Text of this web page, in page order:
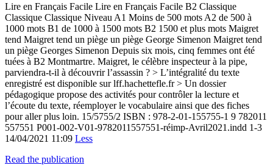
Lire en Français Facile Lire en Français Facile B2 Classique
Classique Classique Niveau A1 Moins de 500 mots A2 de 500 à
1000 mots B1 de 1000 à 1500 mots B2 1500 et plus mots Maigret
tend Maigret tend un piège un piège George Simenon Maigret tend
un piège Georges Simenon Depuis six mois, cinq femmes ont été
tuées à B2 Montmartre. Maigret, le célèbre inspecteur à la pipe,
parviendra-t-il à découvrir l’assassin ? > L’intégralité du texte
enregistré est disponible sur lff.hachettefle.fr > Un dossier
pédagogique propose des activités pour contrôler la lecture et
l’écoute du texte, réemployer le vocabulaire ainsi que des fiches
pour aller plus loin. 15/5755/2 ISBN : 978-2-01-155755-1 9 782011
557551 P001-002-V01-9782011557551-réimp-Avril2021.indd 1-3
14/04/2021 11:09 Less
Read the publication